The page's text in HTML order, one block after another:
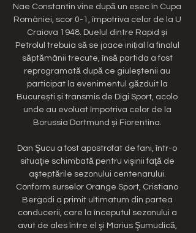
Nae Constantin vine după un eșec în Cupa
României, scor 0-1, împotriva celor de la U
Craiova 1948. Duelul dintre Rapid și
Petrolul trebuia să se joace inițial la finalul
săptămânii trecute, însă partida a fost
reprogramată după ce giuleștenii au
participat la evenimentul găzduit la
București și transmis de Digi Sport, acolo
unde au evoluat împotriva celor de la
Borussia Dortmund și Fiorentina.
Dan Şucu a fost apostrofat de fani, într-o
situaţie schimbată pentru vişinii faţă de
aşteptările sezonului centenarului.
Conform surselor Orange Sport, Cristiano
Bergodi a primit ultimatum din partea
conducerii, care la începutul sezonului a
avut de ales între el şi Marius Şumudică,